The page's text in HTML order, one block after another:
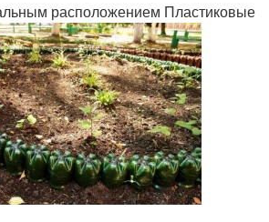
расположением Пластиковые